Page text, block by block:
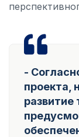
-
проекта,